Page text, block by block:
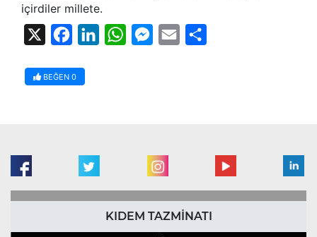
içirdiler millete.
FacebookLinkedInWhatsAppMessenger
Email
BEĞEN 0
KIDEM TAZMİNATI